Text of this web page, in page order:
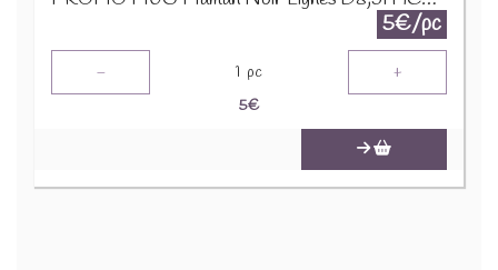
5€/pc
- 1 pc +
5€